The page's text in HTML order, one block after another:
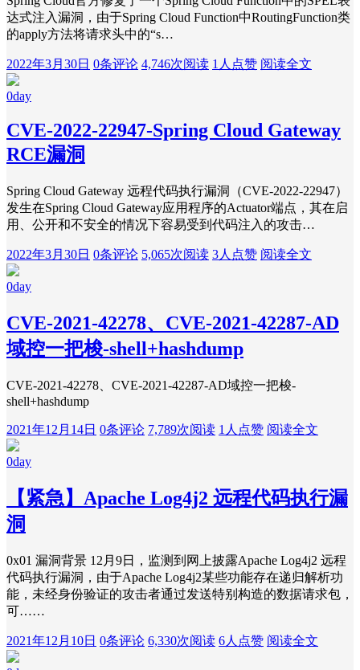
达式注入漏洞，由于Spring Cloud Function中RoutingFunction类
的apply方法将请求头中的“s…
2022年3月30日 0条评论 4,746次阅读 1人点赞 阅读全文
0day
CVE-2022-22947-Spring Cloud Gateway
RCE漏洞
Spring Cloud Gateway 远程代码执行漏洞（CVE-2022-22947）
发生在Spring Cloud Gateway应用程序的Actuator端点，其在启
用、公开和不安全的情况下容易受到代码注入的攻击…
2022年3月30日 0条评论 5,065次阅读 3人点赞 阅读全文
0day
CVE-2021-42278、CVE-2021-42287-AD
域控一把梭-shell+hashdump
CVE-2021-42278、CVE-2021-42287-AD域控一把梭-
shell+hashdump
2021年12月14日 0条评论 7,789次阅读 1人点赞 阅读全文
0day
【紧急】Apache Log4j2 远程代码执行漏
洞
0x01 漏洞背景 12月9日，监测到网上披露Apache Log4j2 远程
代码执行漏洞，由于Apache Log4j2某些功能存在递归解析功
能，未经身份验证的攻击者通过发送特别构造的数据请求包，
可……
2021年12月10日 0条评论 6,330次阅读 6人点赞 阅读全文